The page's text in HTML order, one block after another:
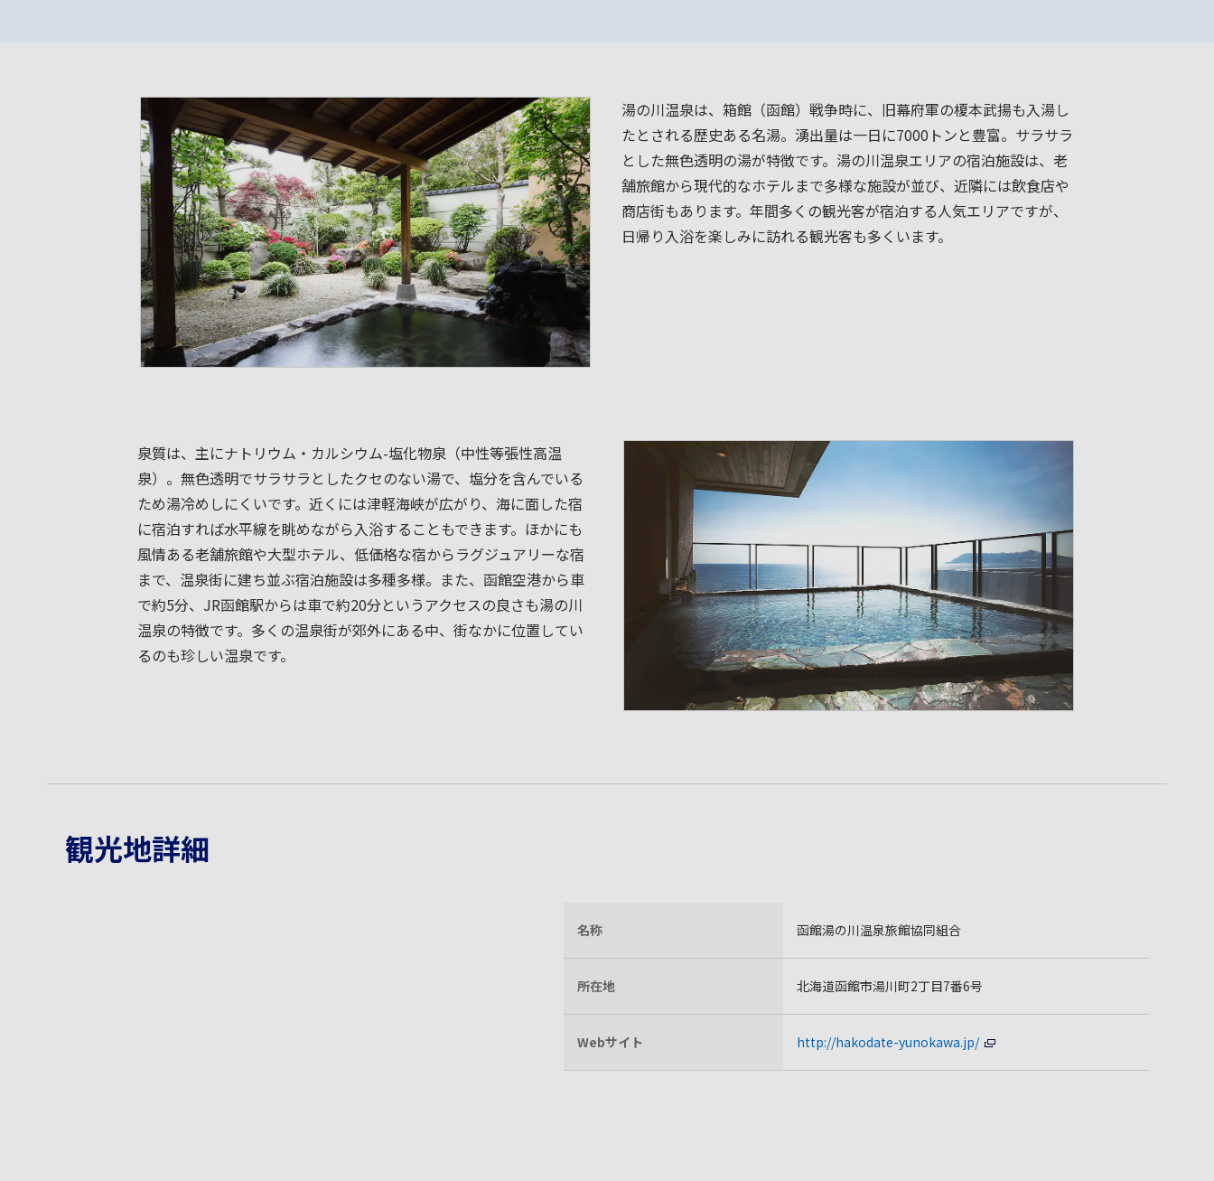
湯の川温泉は、箱館（函館）戦争時に、旧幕府軍の榎本武揚も入湯し
たとされる歴史ある名湯。湧出量は一日に7000トンと豊富。サラサラ
とした無色透明の湯が特徴です。湯の川温泉エリアの宿泊施設は、老
舗旅館から現代的なホテルまで多様な施設が並び、近隣には飲食店や
商店街もあります。年間多くの観光客が宿泊する人気エリアですが、
日帰り入浴を楽しみに訪れる観光客も多くいます。
泉質は、主にナトリウム・カルシウム-塩化物泉（中性等張性高温
泉）。無色透明でサラサラとしたクセのない湯で、塩分を含んでいる
ため湯冷めしにくいです。近くには津軽海峡が広がり、海に面した宿
に宿泊すれば水平線を眺めながら入浴することもできます。ほかにも
風情ある老舗旅館や大型ホテル、低価格な宿からラグジュアリーな宿
まで、温泉街に建ち並ぶ宿泊施設は多種多様。また、函館空港から車
で約5分、JR函館駅からは車で約20分というアクセスの良さも湯の川
温泉の特徴です。多くの温泉街が郊外にある中、街なかに位置してい
るのも珍しい温泉です。
観光地詳細
名称 函館湯の川温泉旅館協同組合
所在地 北海道函館市湯川町2丁目7番6号
Webサイト http://hakodate-yunokawa.jp/